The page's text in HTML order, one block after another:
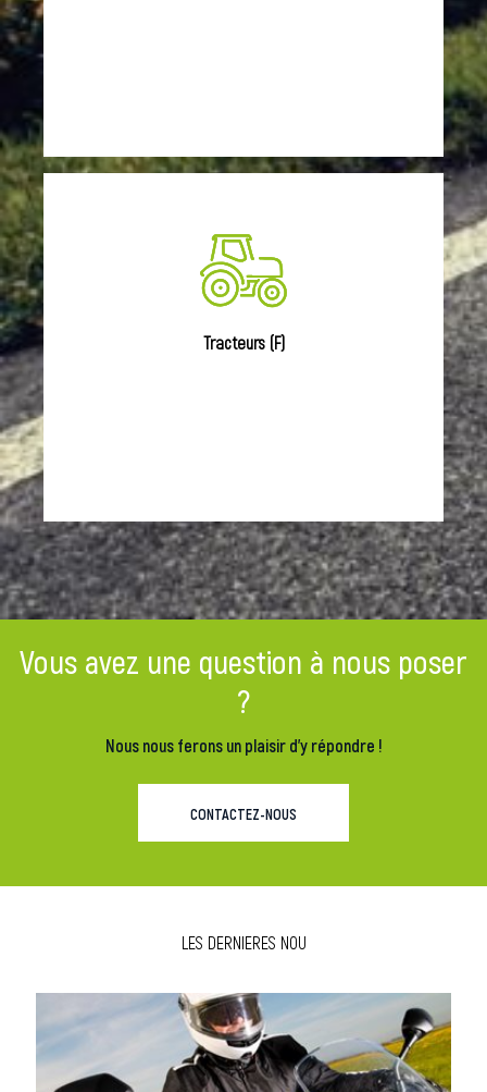
Tracteurs (F)
Vous avez une question à nous poser
?
Nous nous ferons un plaisir d'y répondre !
CONTACTEZ-NOUS
LES DERNIERES NOU